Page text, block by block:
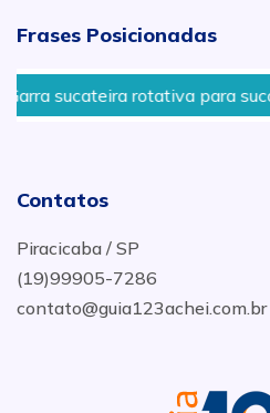
Frases Posicionadas
sucateira rotativa para
Contatos
Piracicaba / SP
(19)99905-7286
contato@guia123achei.com.br